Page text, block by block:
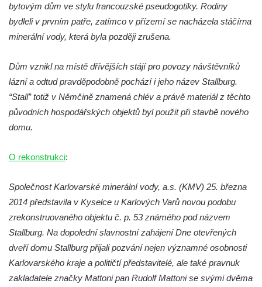
Röslera synové, továrna kovového zboží
Pohl, továrna na gumové stuhy
Tovární budova čp. 478 v Mikulášovicích –
Franz Frenzel, továrna na nože
Tovární budova jižně od dolního nádraží v
Schodiště ke kostelu Nanebevzetí Panny
Lázeňský dům čp. 82 v Lázních Libverda
Obří sud v Lázních Libverda
Lázeňský dům Jizera čp. 116 v Lázních
Libverda
Lázeňský dům Depandance Vodoléčba čp.
113 v Lázních Libverda
bytovým dům ve stylu francouzské pseudogotiky. Rodiny
bydleli v prvním patře, zatímco v přízemí se nacházela stáčírna
minerální vody, která byla později zrušena.
Dům vznikl na místě dřívějších stájí pro povozy návštěvníků
lázní a odtud pravděpodobně pochází i jeho název Stallburg.
“Stall” totiž v Němčině znamená chlév a právě materiál z těchto
původních hospodářských objektů byl použit při stavbě nového
domu.
O rekonstrukci:
Společnost Karlovarské minerální vody, a.s. (KMV) 25. března
2014 představila v Kyselce u Karlových Varů novou podobu
zrekonstruovaného objektu č. p. 53 známého pod názvem
Stallburg. Na dopolední slavnostní zahájení Dne otevřených
dveří domu Stallburg přijali pozvání nejen významné osobnosti
Karlovarského kraje a političtí představitelé, ale také pravnuk
zakladatele značky Mattoni pan Rudolf Mattoni se svými dvěma